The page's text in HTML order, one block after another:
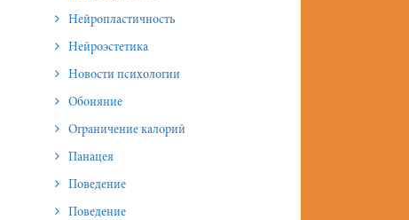
Нейропластичность
Нейроэстетика
Новости психологии
Обоняние
Ограничение калорий
Панацея
Поведение
Поведение